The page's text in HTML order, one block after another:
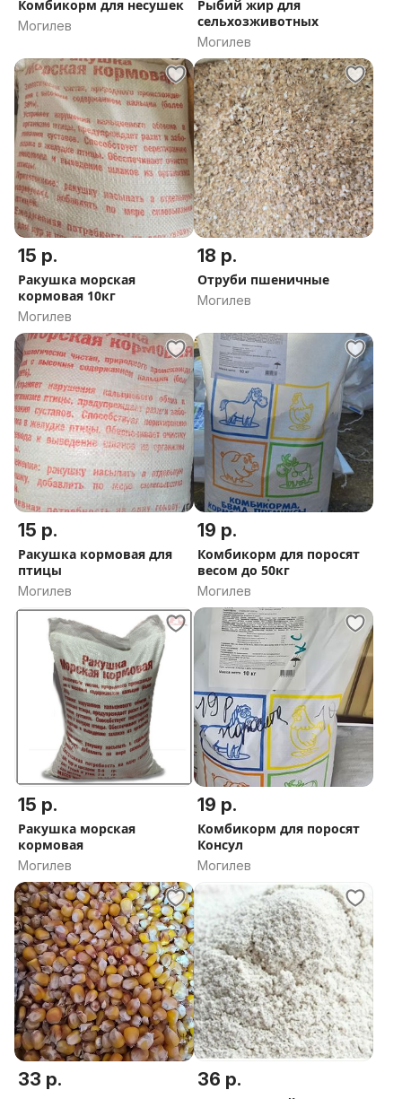
Комбикорм для несушек
Могилев
Рыбий жир для
сельхозживотных
Могилев
15 р.
Ракушка морская
кормовая 10кг
Могилев
18 р.
Отруби пшеничные
Могилев
15 р.
Ракушка кормовая для
птицы
Могилев
19 р.
Комбикорм для поросят
весом до 50кг
Могилев
15 р.
Ракушка морская
кормовая
Могилев
19 р.
Комбикорм для поросят
Консул
Могилев
33 р. 36 р.